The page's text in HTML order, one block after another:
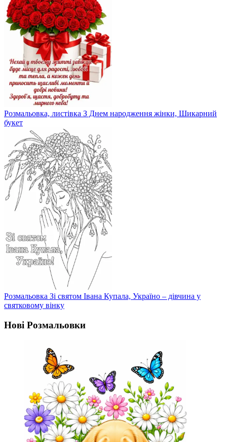
Розмальовка, листівка З Днем народження жінки, Шикарний
букет
Розмальовка Зі святом Івана Купала, Україно – дівчина у
святковому вінку
Нові Розмальовки